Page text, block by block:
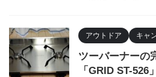
アウトドア キャ
ツーバーナーの
「GRID ST-